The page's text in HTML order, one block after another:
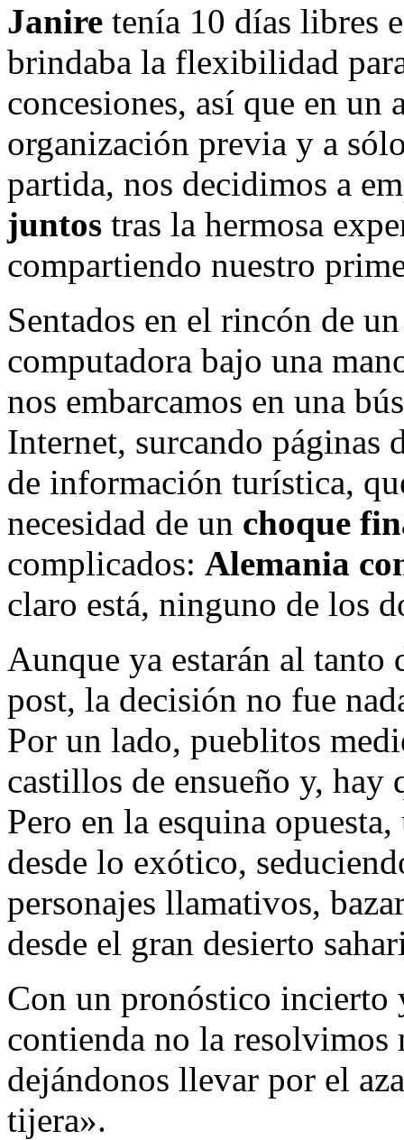
Janire tenía 10 días libres
brindaba la flexibilidad
concesiones, así que en
organización previa y a
partida, nos decidimos a
juntos tras la hermosa
compartiendo nuestro
Sentados en el rincón de
computadora bajo una
nos embarcamos en una
Internet, surcando páginas
de información turística,
necesidad de un choque
complicados: Alemania
claro está, ninguno de los
Aunque ya estarán al
post, la decisión no fue
Por un lado, pueblitos
castillos de ensueño y, hay
Pero en la esquina
desde lo exótico,
personajes llamativos,
desde el gran desierto
Con un pronóstico incierto
contienda no la
dejándonos llevar por el
tijera».